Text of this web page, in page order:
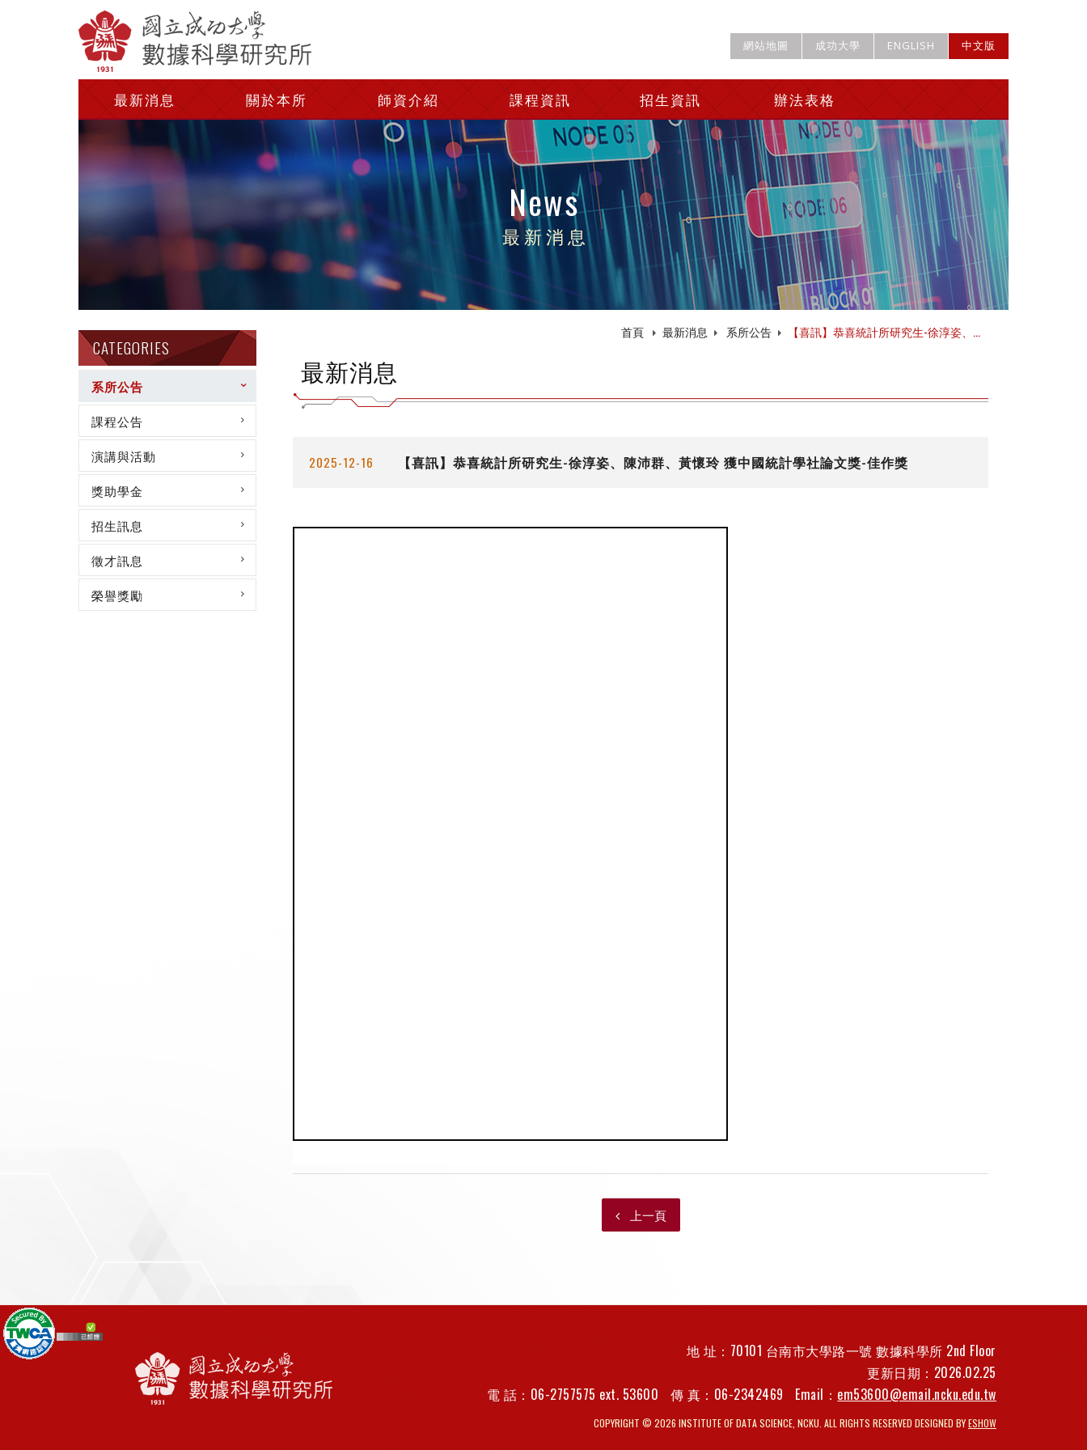
網站地圖 成功大學 ENGLISH 中文版
最新消息 關於本所 師資介紹 課程資訊 招生資訊 辦法表格
News
最新消息
CATEGORIES
系所公告
課程公告
演講與活動
獎助學金
招生訊息
徵才訊息
榮譽獎勵
首頁 最新消息 系所公告 【喜訊】恭喜統計所研究生-徐淳姿、...
最新消息
2025-12-16 【喜訊】恭喜統計所研究生-徐淳姿、陳沛群、黃懷玲 獲中國統計學社論文獎-佳作獎
上一頁
地 址：70101 台南市大學路一號 數據科學所 2nd Floor
更新日期：2026.02.25
電 話：06-2757575 ext. 53600
傳 真： 06-2342469 Email： em53600@email.ncku.edu.tw
COPYRIGHT © 2026 INSTITUTE OF DATA SCIENCE, NCKU. ALL RIGHTS RESERVED DESIGNED BYESHOW